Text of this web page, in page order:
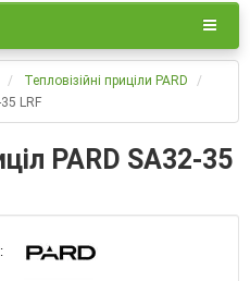
Тепловізійні приціли PARD
LRF
PARD SA32-35